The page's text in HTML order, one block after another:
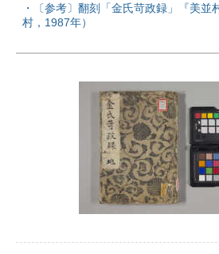
・〔参考〕翻刻「金氏苛政録」『美
村，1987年）